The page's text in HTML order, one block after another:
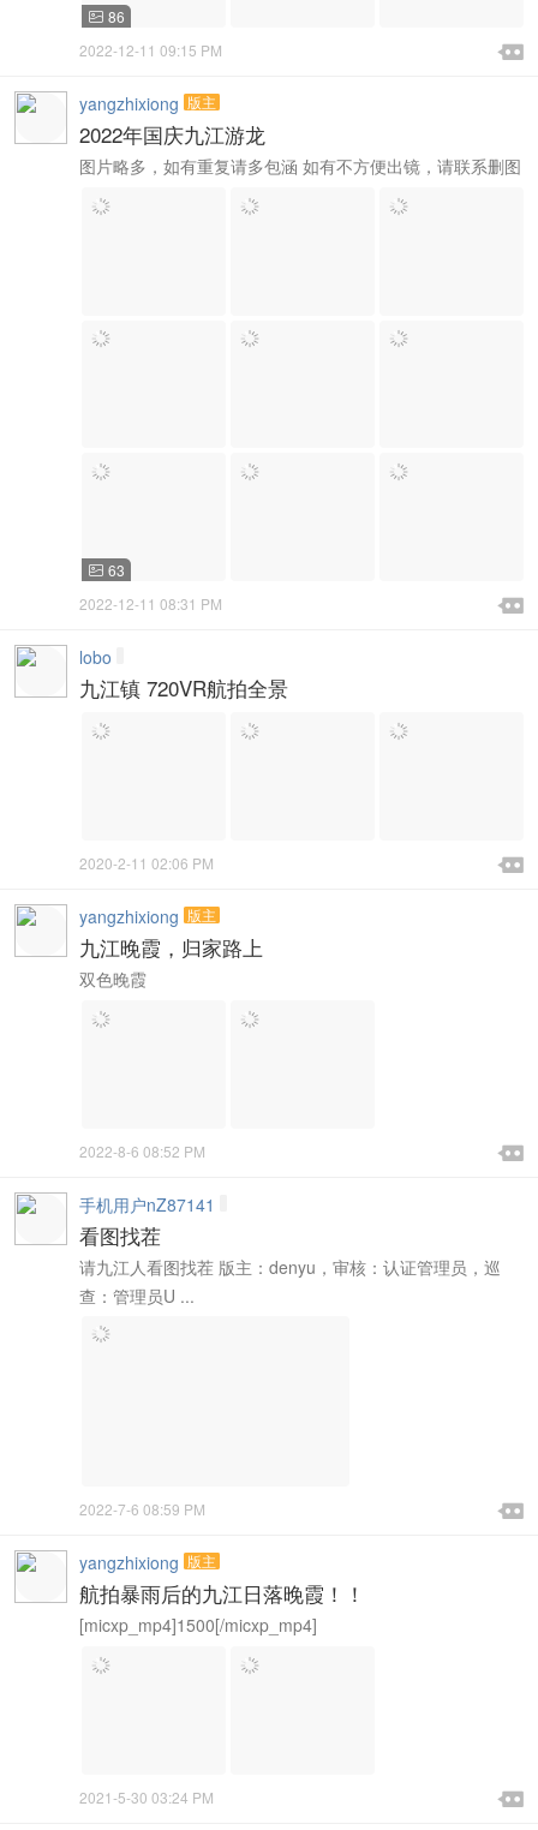
 86

2022-12-11 09:15 PM 
yangzhixiong 版主
2022年国庆九江游龙
图片略多，如有重复请多包涵 如有不方便出镜，请联系删图
 63

2022-12-11 08:31 PM 
lobo
九江镇 720VR航拍全景

2020-2-11 02:06 PM 
yangzhixiong 版主
九江晚霞，归家路上
双色晚霞

2022-8-6 08:52 PM 
手机用户nZ87141
看图找茬
请九江人看图找茬 版主：denyu，审核：认证管理员，巡
查：管理员U ...

2022-7-6 08:59 PM 
yangzhixiong 版主
航拍暴雨后的九江日落晚霞！！
[micxp_mp4]1500[/micxp_mp4]

2021-5-30 03:24 PM 